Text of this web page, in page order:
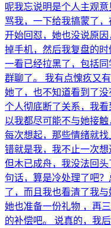
呢我忘说明是个人主观
骂我，一下给我搞蒙了
开始回怼，她也没说原
掉手机，然后我复盘的
一看已经拉黑了，包括
群聊了。 我有点愧疚又
她了，也不知道看到了
个人彻底断了关系，我
以我都尽可能不与她接
每次想起，那些情绪就
错就是我，我不止一次想
但木已成舟，我没法回
句话，算是冷处理了吧
了，而且我也看清了我
她也准备一份礼物 ，再
的补偿吧。 说真的，我